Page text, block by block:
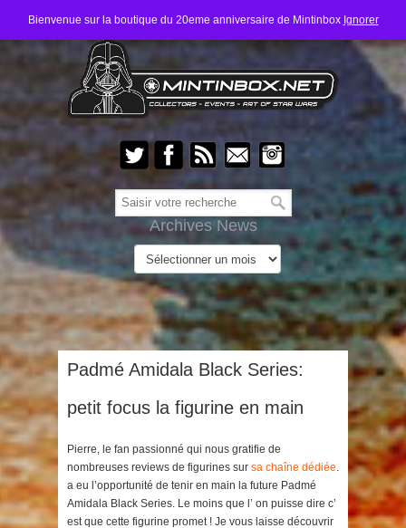
Bienvenue sur la boutique du 20eme anniversaire de Mintinbox Ignorer
Archives News
Padmé Amidala Black Series:
petit focus la figurine en main
Pierre, le fan passionné qui nous gratifie de
nombreuses reviews de figurines sur sa chaîne dédiée.
a eu l’opportunité de tenir en main la future Padmé
Amidala Black Series. Le moins que l’ on puisse dire c’
est que cette figurine promet ! Je vous laisse découvrir